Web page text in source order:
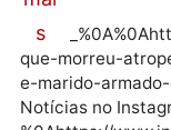
Leia
mai
s